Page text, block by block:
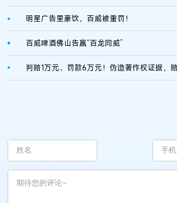
明星广告里豪饮，百威被重罚！
百威啤酒佛山告赢“百龙同威”
判赔1万元、罚款6万元！伪造著作权证据，